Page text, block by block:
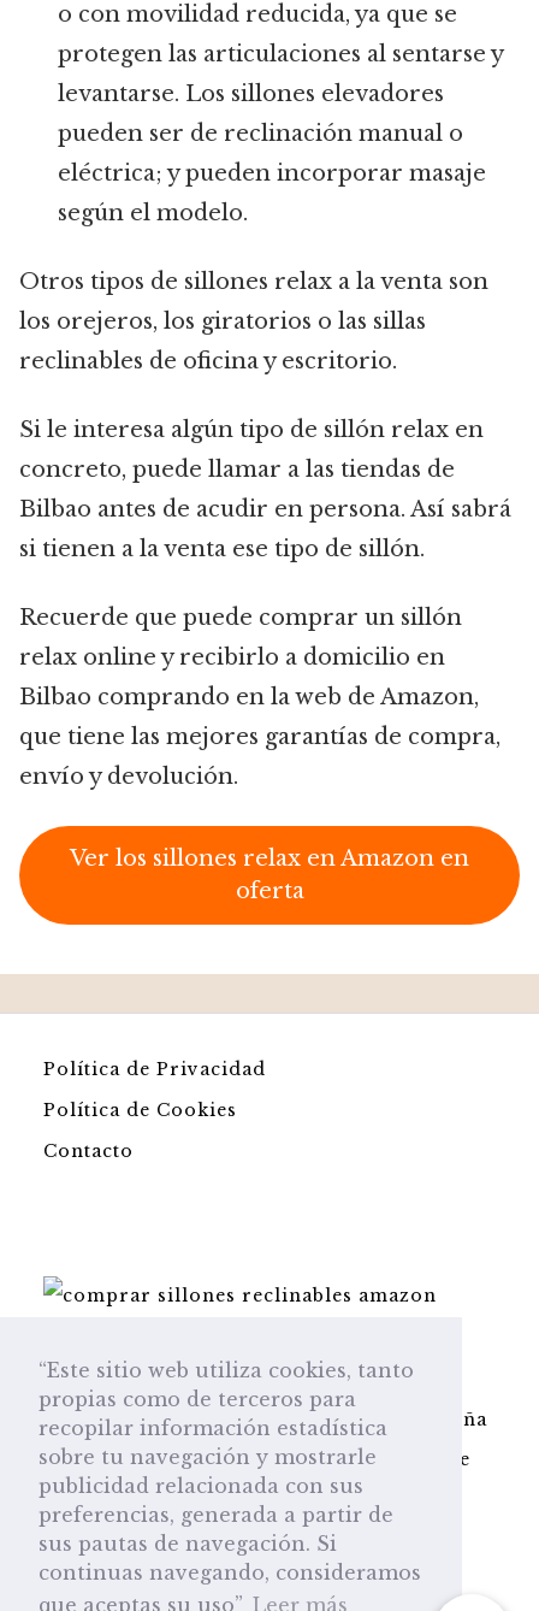
o con movilidad reducida, ya que se
protegen las articulaciones al sentarse y
levantarse. Los sillones elevadores
pueden ser de reclinación manual o
eléctrica; y pueden incorporar masaje
según el modelo.
Otros tipos de sillones relax a la venta son
los orejeros, los giratorios o las sillas
reclinables de oficina y escritorio.
Si le interesa algún tipo de sillón relax en
concreto, puede llamar a las tiendas de
Bilbao antes de acudir en persona. Así sabrá
si tienen a la venta ese tipo de sillón.
Recuerde que puede comprar un sillón
relax online y recibirlo a domicilio en
Bilbao comprando en la web de Amazon,
que tiene las mejores garantías de compra,
envío y devolución.
Ver los sillones relax en Amazon en
oferta
Política de Privacidad
Política de Cookies
Contacto
Esta web participa en el programa de
Amazon Afiliados y obtenemos una pequeña
comisión por cada venta sin que a usted le
repercuta en el precio.
“Este sitio web utiliza cookies, tanto
propias como de terceros para
recopilar información estadística
sobre tu navegación y mostrarle
publicidad relacionada con sus
preferencias, generada a partir de
sus pautas de navegación. Si
continuas navegando, consideramos
que aceptas su uso” Leer más